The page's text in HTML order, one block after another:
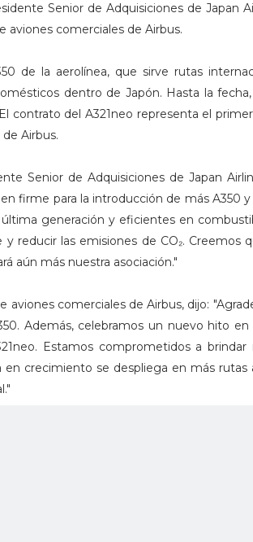
Senior de Adquisiciones de Japan
aviones comerciales de Airbus.
de la aerolínea, que sirve rutas
dentro de Japón. Hasta la
contrato del A321neo representa el
Airbus.
Senior de Adquisiciones de Japan
firme para la introducción de más A350
generación y eficientes en
reducir las emisiones de CO₂. Creemos
aún más nuestra asociación."
comerciales de Airbus, dijo:
Además, celebramos un nuevo hito en
Estamos comprometidos a brindar
crecimiento se despliega en más rutas